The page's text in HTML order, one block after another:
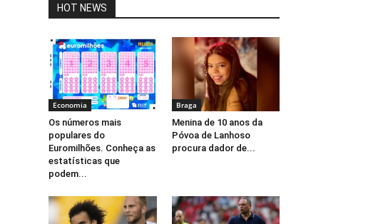
HOT NEWS
Economia
Os números mais
populares do
Euromilhões. Conheça as
estatísticas que
podem...
Braga
Menina de 10 anos da
Póvoa de Lanhoso
procura dador de...